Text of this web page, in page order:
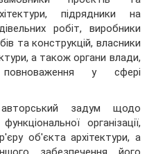
підрядники на
робіт, виробники
та конструкцій, власники
а також органи влади,
у сфері
задум щодо
організації,
об'єкта архітектури, а